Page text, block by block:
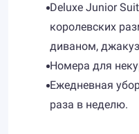
Deluxe Junior
королевских
диваном,
Номера для
Ежедневная
раза в неделю.